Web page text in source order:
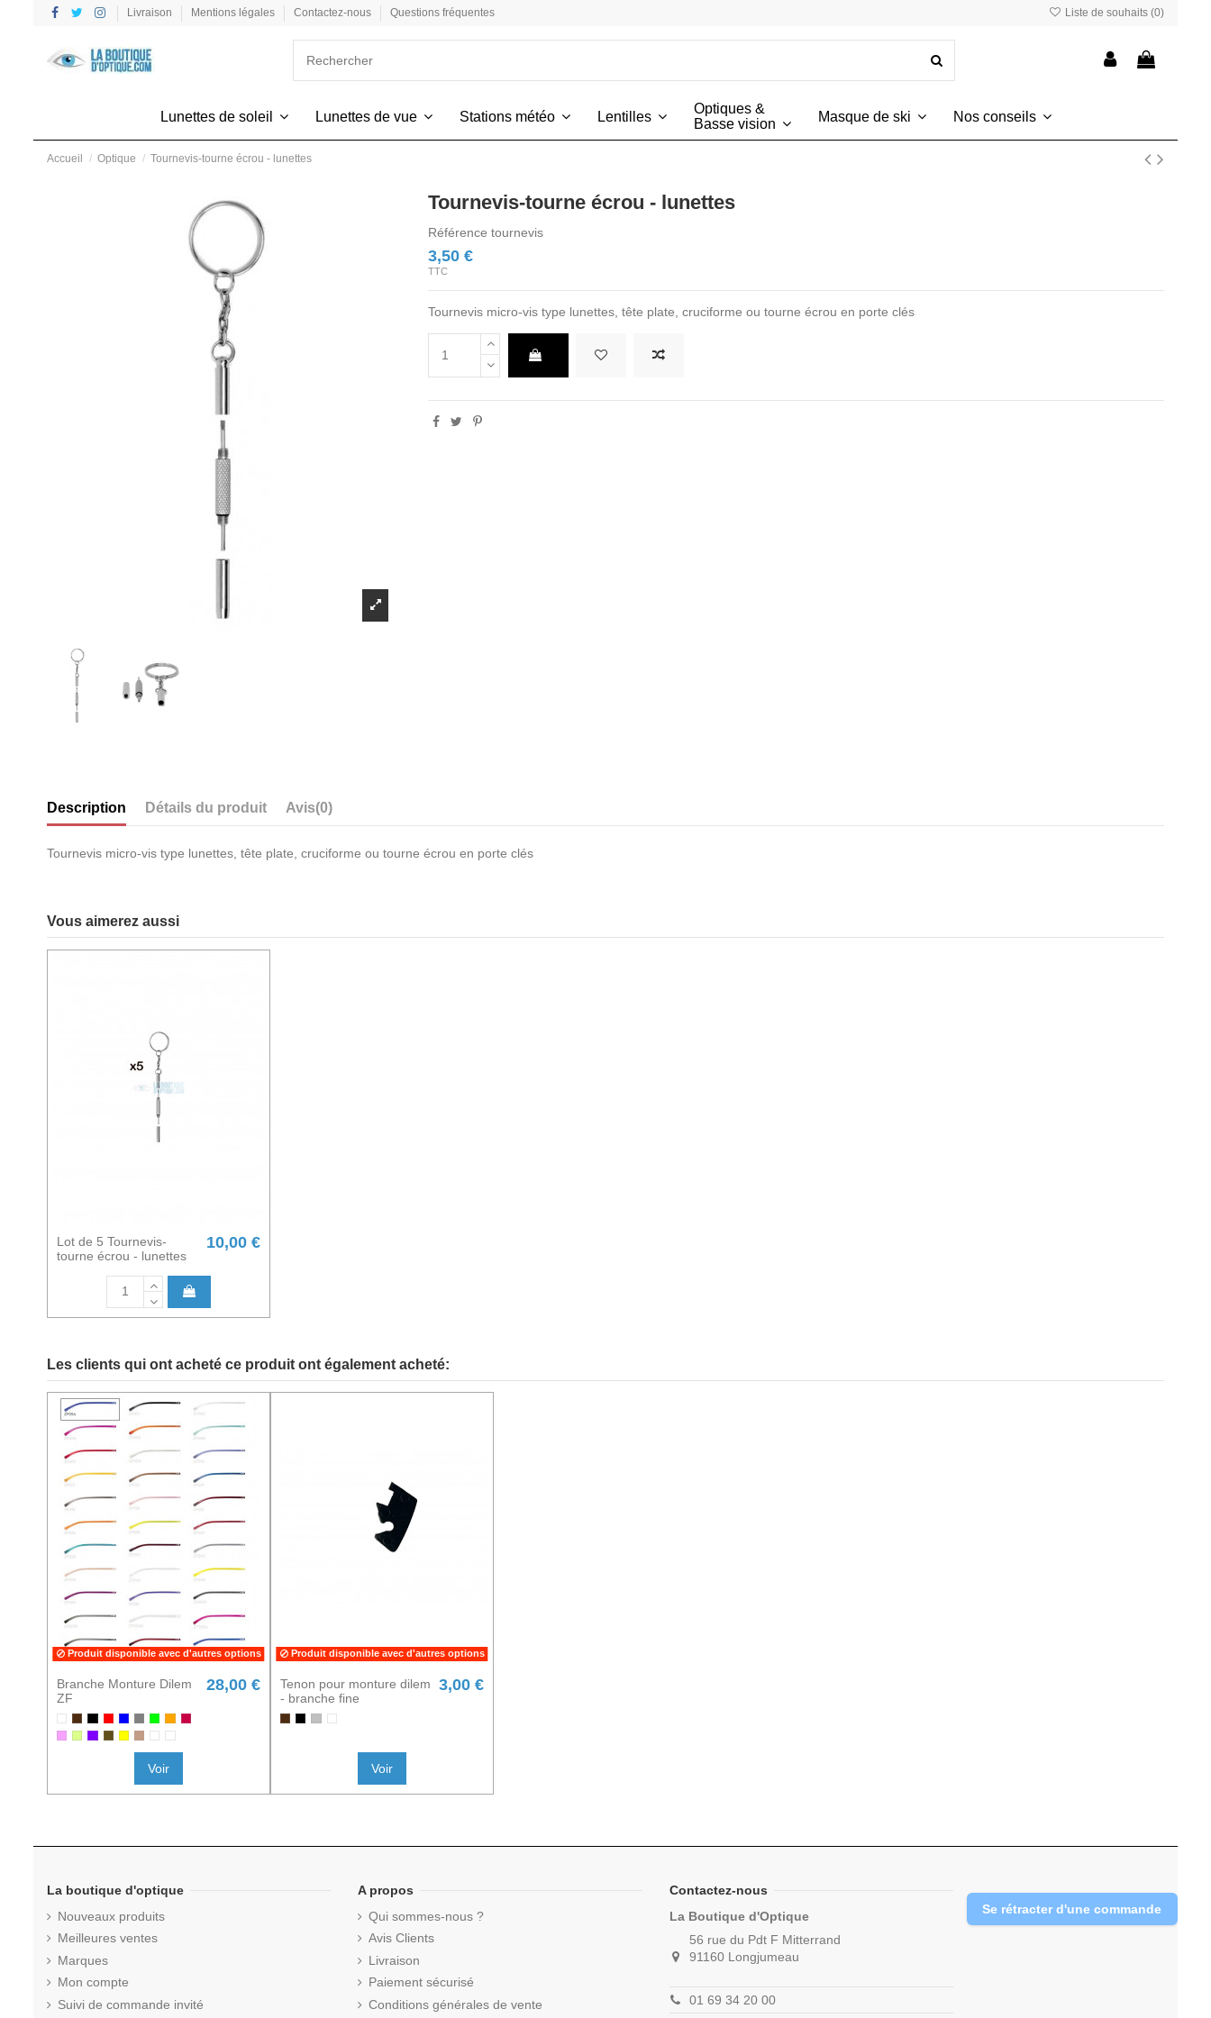
Livraison Mentions légales Contactez-nous Questions fréquentes Liste de souhaits (0)
Lunettes de soleil Lunettes de vue Stations météo Lentilles
Optiques &
Basse vision
Masque de ski Nos conseils
Accueil Optique Tournevis-tourne écrou - lunettes
Tournevis-tourne écrou - lunettes
Référence tournevis
3,50 €
TTC
Tournevis micro-vis type lunettes, tête plate, cruciforme ou tourne écrou en porte clés
Description Détails du produit Avis(0)
Tournevis micro-vis type lunettes, tête plate, cruciforme ou tourne écrou en porte clés
Vous aimerez aussi
Lot de 5 Tournevis-
tourne écrou - lunettes
10,00 €
Les clients qui ont acheté ce produit ont également acheté:
Produit disponible avec d'autres options
Branche Monture Dilem
ZF
28,00 €
Voir
Produit disponible avec d'autres options
Tenon pour monture dilem
- branche fine
3,00 €
Voir
La boutique d'optique
Nouveaux produits
Meilleures ventes
Marques
Mon compte
Suivi de commande invité
A propos
Qui sommes-nous ?
Avis Clients
Livraison
Paiement sécurisé
Conditions générales de vente
Contactez-nous
La Boutique d'Optique
56 rue du Pdt F Mitterrand
91160 Longjumeau
01 69 34 20 00
Se rétracter d'une commande